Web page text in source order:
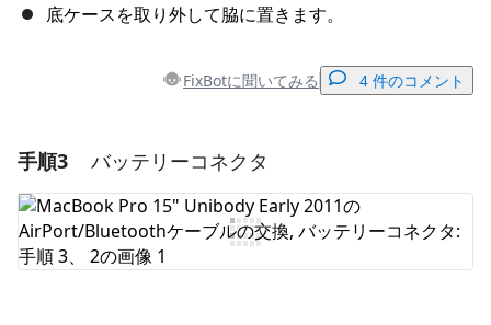
底ケースを取り外して脇に置きます。
FixBotに聞いてみる 4 件のコメント
コメントを追加
コメントを追加
手順3 バッテリーコネクタ